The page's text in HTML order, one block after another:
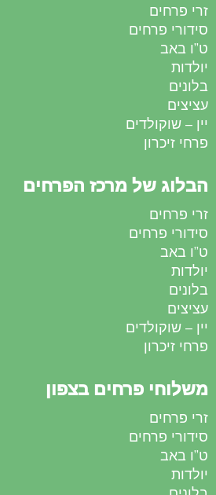
זרי פרחים
סידורי פרחים
ט”ו באב
יולדות
בלונים
עציצים
יין – שוקולדים
פרחי זיכרון
הבלוג של מרכז הפרחים
זרי פרחים
סידורי פרחים
ט”ו באב
יולדות
בלונים
עציצים
יין – שוקולדים
פרחי זיכרון
משלוחי פרחים בצפון
זרי פרחים
סידורי פרחים
ט”ו באב
יולדות